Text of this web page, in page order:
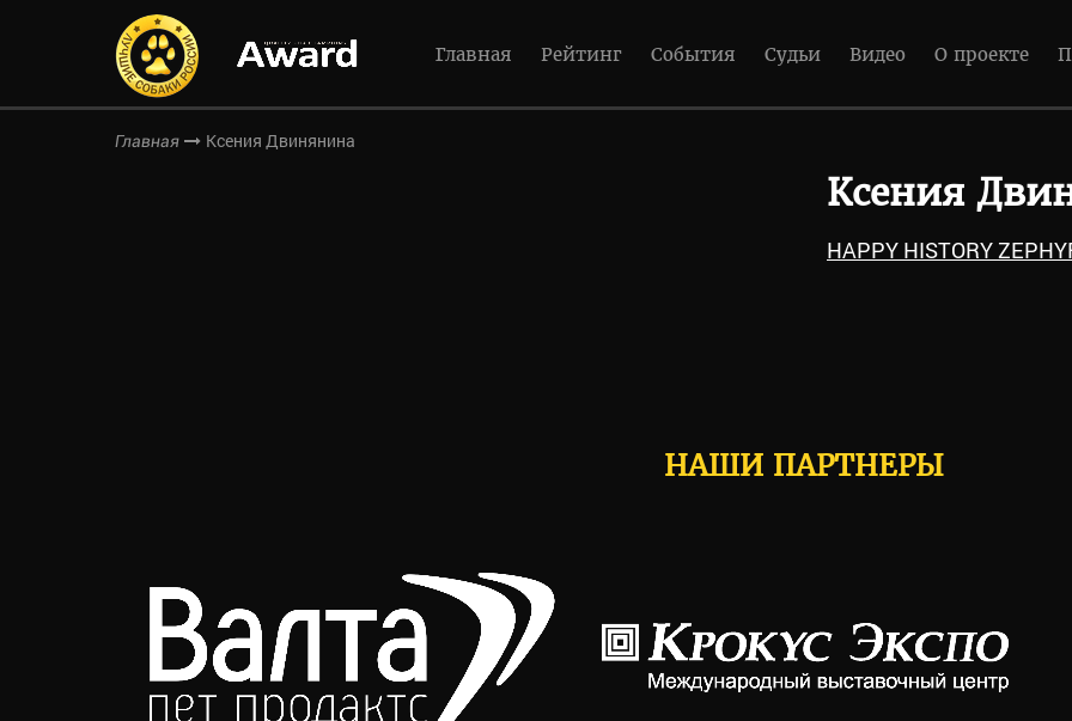
Главная Рейтинг События Судьи Видео О проекте
Главная Ксения Двинянина
Ксения
HAPPY HISTORY
НАШИ ПАРТНЕРЫ